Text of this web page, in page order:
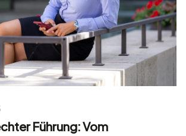
Führung: Vom